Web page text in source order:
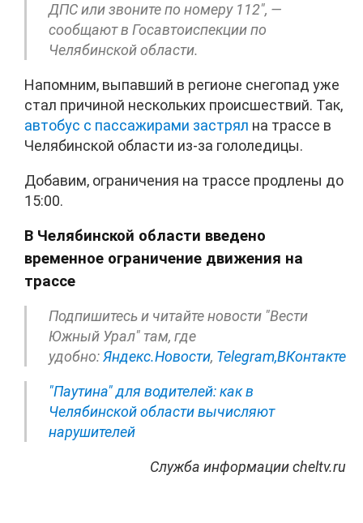
ДПС или звоните по номеру 112″, —
сообщают в Госавтоиспекции по
Челябинской области.
Напомним, выпавший в регионе снегопад уже
стал причиной нескольких происшествий. Так,
автобус с пассажирами застрял на трассе в
Челябинской области из-за гололедицы.
Добавим, ограничения на трассе продлены до
15:00.
В Челябинской области введено
временное ограничение движения на
трассе
Подпишитесь и читайте новости "Вести
Южный Урал" там, где
удобно:Яндекс.Новости, Telegram,ВКонтакте
"Паутина" для водителей: как в
Челябинской области вычисляют
нарушителей
Служба информации cheltv.ru